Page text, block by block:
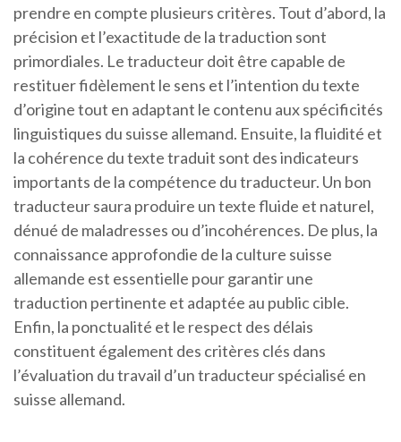
prendre en compte plusieurs critères. Tout d’abord, la
précision et l’exactitude de la traduction sont
primordiales. Le traducteur doit être capable de
restituer fidèlement le sens et l’intention du texte
d’origine tout en adaptant le contenu aux spécificités
linguistiques du suisse allemand. Ensuite, la fluidité et
la cohérence du texte traduit sont des indicateurs
importants de la compétence du traducteur. Un bon
traducteur saura produire un texte fluide et naturel,
dénué de maladresses ou d’incohérences. De plus, la
connaissance approfondie de la culture suisse
allemande est essentielle pour garantir une
traduction pertinente et adaptée au public cible.
Enfin, la ponctualité et le respect des délais
constituent également des critères clés dans
l’évaluation du travail d’un traducteur spécialisé en
suisse allemand.